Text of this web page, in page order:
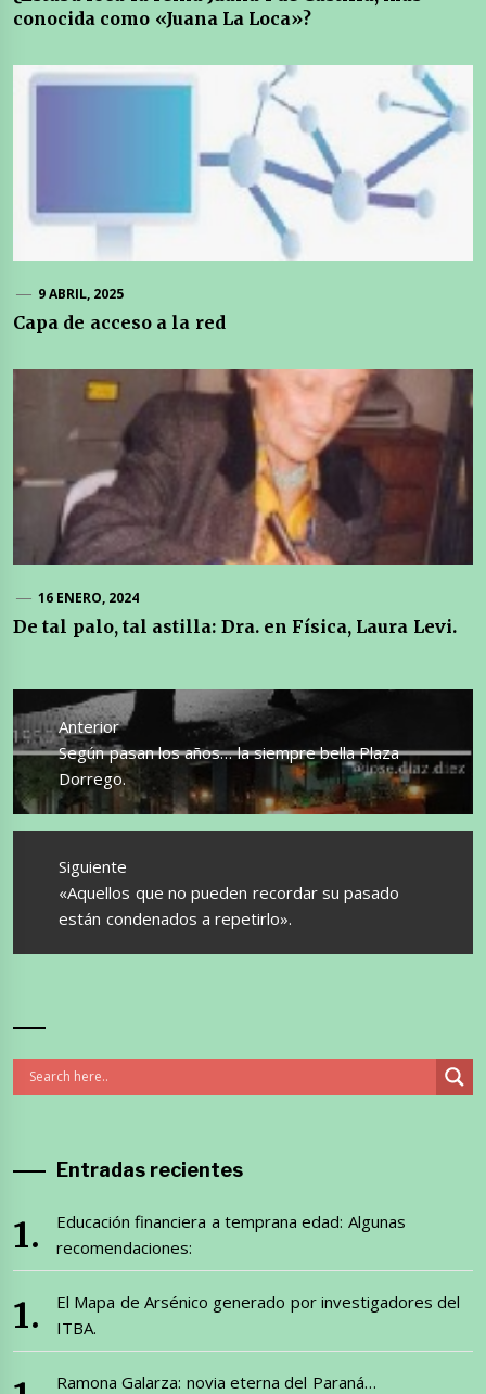
conocida como «Juana La Loca»?
9 ABRIL, 2025
Capa de acceso a la red
16 ENERO, 2024
De tal palo, tal astilla: Dra. en Física, Laura Levi.
Navegación
de
entradas
Anterior
Entrada
anterior:
Según pasan los años… la siempre bella Plaza
Dorrego.
Siguiente
Entrada
siguiente:
«Aquellos que no pueden recordar su pasado
están condenados a repetirlo».
Entradas recientes
Educación financiera a temprana edad: Algunas
recomendaciones:
El Mapa de Arsénico generado por investigadores del
ITBA.
Ramona Galarza: novia eterna del Paraná…